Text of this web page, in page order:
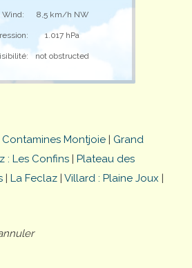
Wind: 8,5 km/h NW
1.017 hPa
not obstructed
Contamines Montjoie | Grand
: Les Confins | Plateau des
| La Feclaz | Villard : Plaine Joux |